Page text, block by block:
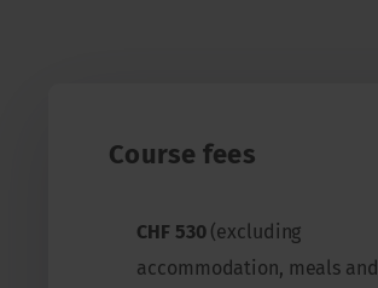
Course fees
CHF 530(excluding
accommodation, meals and